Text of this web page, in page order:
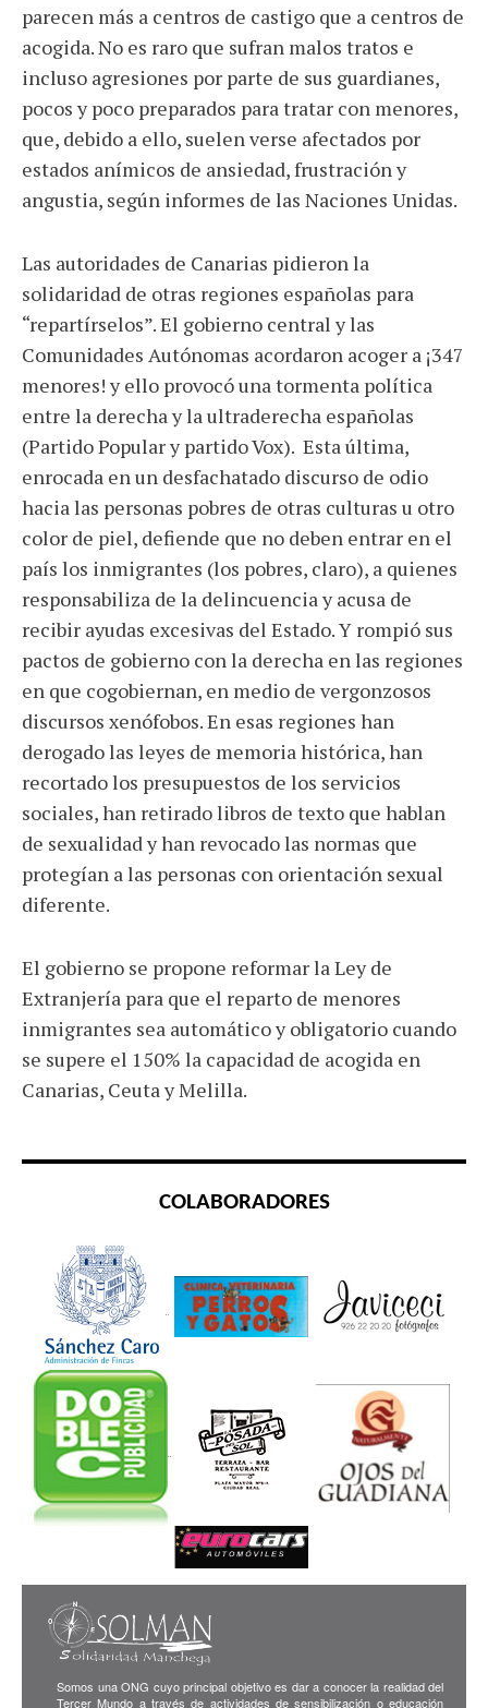
parecen más a centros de castigo que a centros de
acogida. No es raro que sufran malos tratos e
incluso agresiones por parte de sus guardianes,
pocos y poco preparados para tratar con menores,
que, debido a ello, suelen verse afectados por
estados anímicos de ansiedad, frustración y
angustia, según informes de las Naciones Unidas.
Las autoridades de Canarias pidieron la
solidaridad de otras regiones españolas para
“repartírselos”. El gobierno central y las
Comunidades Autónomas acordaron acoger a ¡347
menores! y ello provocó una tormenta política
entre la derecha y la ultraderecha españolas
(Partido Popular y partido Vox). Esta última,
enrocada en un desfachatado discurso de odio
hacia las personas pobres de otras culturas u otro
color de piel, defiende que no deben entrar en el
país los inmigrantes (los pobres, claro), a quienes
responsabiliza de la delincuencia y acusa de
recibir ayudas excesivas del Estado. Y rompió sus
pactos de gobierno con la derecha en las regiones
en que cogobiernan, en medio de vergonzosos
discursos xenófobos. En esas regiones han
derogado las leyes de memoria histórica, han
recortado los presupuestos de los servicios
sociales, han retirado libros de texto que hablan
de sexualidad y han revocado las normas que
protegían a las personas con orientación sexual
diferente.
El gobierno se propone reformar la Ley de
Extranjería para que el reparto de menores
inmigrantes sea automático y obligatorio cuando
se supere el 150% la capacidad de acogida en
Canarias, Ceuta y Melilla.
COLABORADORES
Somos una ONG cuyo principal objetivo es dar a conocer la realidad del
Tercer Mundo a través de actividades de sensibilización o educación